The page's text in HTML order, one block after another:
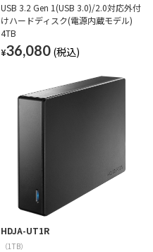
USB 3.2 Gen 1(USB 3.0)/2.0対応外付
けハードディスク(電源内蔵モデル)
4TB
¥36,080
HDJA-UT1R
（1TB）